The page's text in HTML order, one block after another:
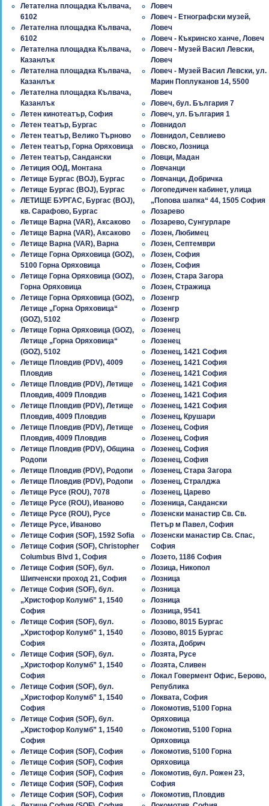
Летателна площадка Кълвача,
6102
Летателна площадка Кълвача,
6102
Летателна площадка Кълвача,
Казанлък
Летателна площадка Кълвача,
Казанлък
Летателна площадка Кълвача,
Казанлък
Летен кинотеатър, София
Летен театър, Бургас
Летен театър, Велико Търново
Летен театър, Горна Оряховица
Летен театър, Сандански
Летиция ООД, Монтана
Летище Бургас (BOJ), Бургас
Летище Бургас (BOJ), Бургас
ЛЕТИЩЕ БУРГАС, Бургас (BOJ),
кв. Сарафово, Бургас
Летище Варна (VAR), Аксаково
Летище Варна (VAR), Аксаково
Летище Варна (VAR), Варна
Летище Горна Оряховица (GOZ),
5100 Горна Оряховица
Летище Горна Оряховица (GOZ),
Горна Оряховица
Летище Горна Оряховица (GOZ),
Летище „Горна Оряховица“
(GOZ), 5102
Летище Горна Оряховица (GOZ),
Летище „Горна Оряховица“
(GOZ), 5102
Летище Пловдив (PDV), 4009
Пловдив
Летище Пловдив (PDV), Летище
Пловдив, 4009 Пловдив
Летище Пловдив (PDV), Летище
Пловдив, 4009 Пловдив
Летище Пловдив (PDV), Летище
Пловдив, 4009 Пловдив
Летище Пловдив (PDV), Община
Родопи
Летище Пловдив (PDV), Родопи
Летище Пловдив (PDV), Родопи
Летище Русе (ROU), 7078
Летище Русе (ROU), Иваново
Летище Русе (ROU), Русе
Летище Русе, Иваново
Летище София (SOF), 1592 Sofia
Летище София (SOF), Christopher
Columbus Blvd 1, София
Летище София (SOF), бул.
Шипченски проход 21, София
Летище София (SOF), бул.
„Христофор Колумб” 1, 1540
София
Летище София (SOF), бул.
„Христофор Колумб” 1, 1540
София
Летище София (SOF), бул.
„Христофор Колумб” 1, 1540
София
Летище София (SOF), бул.
„Христофор Колумб” 1, 1540
София
Летище София (SOF), бул.
„Христофор Колумб” 1, 1540
София
Летище София (SOF), София
Летище София (SOF), София
Летище София (SOF), София
Летище София (SOF), София
Летище София (SOF), София
Ловеч
Ловеч - Етнографски музей,
Ловеч
Ловеч - Къкринско ханче, Ловеч
Ловеч - Музей Васил Левски,
Ловеч
Ловеч - Музей Васил Левски, ул.
Марин Поплуканов 14, 5500
Ловеч
Ловеч, бул. България 7
Ловеч, ул. България 1
Ловнидол
Ловнидол, Севлиево
Ловско, Лозница
Ловци, Мадан
Ловчанци
Ловчанци, Добричка
Логопедичен кабинет, улица
„Попова шапка“ 44, 1505 София
Лозарево
Лозарево, Сунгурларе
Лозен, Любимец
Лозен, Септември
Лозен, София
Лозен, София
Лозен, Стара Загора
Лозен, Стражица
Лозенгр
Лозенгр
Лозенгр
Лозенец
Лозенец
Лозенец, 1421 София
Лозенец, 1421 София
Лозенец, 1421 София
Лозенец, 1421 София
Лозенец, 1421 София
Лозенец, 1421 София
Лозенец, Крушари
Лозенец, София
Лозенец, София
Лозенец, София
Лозенец, София
Лозенец, Стара Загора
Лозенец, Стралджа
Лозенец, Царево
Лозеница, Сандански
Лозенски манастир Св. Св.
Петър м Павел, София
Лозенски манастир Св. Спас,
София
Лозето, 1186 София
Лозица, Никопол
Лозница
Лозница
Лозница
Лозница, 9541
Лозово, 8015 Бургас
Лозово, 8015 Бургас
Лозята, Добрич
Лозята, Русе
Лозята, Сливен
Локал Говермент Офис, Берово,
Република
Локвата, София
Локомотив, 5100 Горна
Оряховица
Локомотив, 5100 Горна
Оряховица
Локомотив, 5100 Горна
Оряховица
Локомотив, бул. Рожен 23,
София
Локомотив, Пловдив